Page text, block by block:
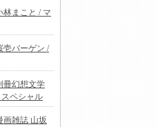
林まこと / マ
壱バーゲン /
冊幻想文学
ペシャル
画雑誌 山坂